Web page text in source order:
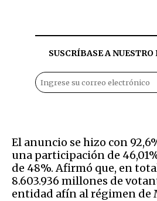
SUSCRÍBASE A
El anuncio se hizo con
una participación de
de 48%. Afirmó que, en
8.603.936 millones de
entidad afín al régimen de